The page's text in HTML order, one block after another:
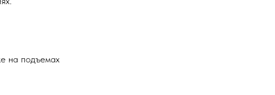
на подъемах